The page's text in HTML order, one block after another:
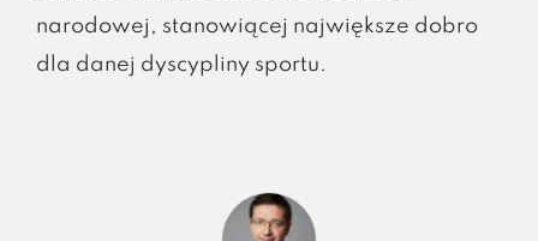
narodowej, stanowiącej największe dobro
dla danej dyscypliny sportu.